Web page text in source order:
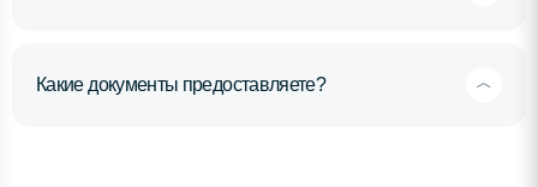
Какие документы предоставляете?